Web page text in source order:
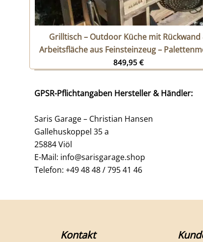
Grilltisch – Outdoor Küche mit Rückwand
Arbeitsfläche aus Feinsteinzeug –
849,95€
GPSR-Pflichtangaben Hersteller & Händler:
Saris Garage – Christian Hansen
Gallehuskoppel 35 a
25884 Viöl
E-Mail: info@sarisgarage.shop
Telefon: +49 48 48 / 795 41 46
Kontakt